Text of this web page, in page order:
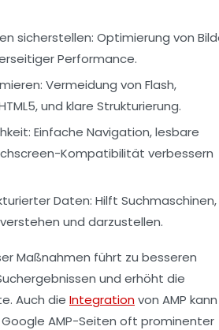
sicherstellen: Optimierung von
Performance.
Vermeidung von Flash,
und klare Strukturierung.
Einfache Navigation, lesbare
Kompatibilität verbessern
Daten: Hilft Suchmaschinen,
und darzustellen.
Maßnahmen führt zu besseren
und erhöht die
Auch die Integrationvon AMP
AMP-Seiten oft prominenter